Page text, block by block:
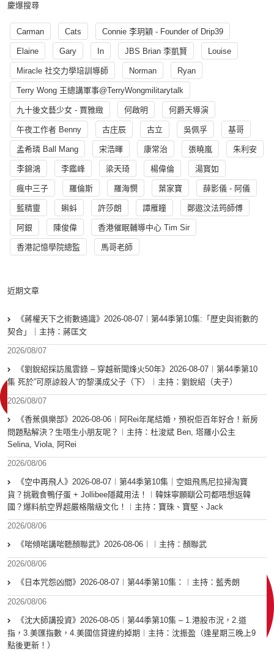
慶爆搜尋
Carman Cats Connie 李玥穎 - Founder of Drip39
Elaine Gary In JBS Brian 李凱賢 Louise
Miracle 社交力學培訓導師 Norman Ryan
Terry Wong 王總講軍事@TerryWongmilitarytalk
九十後文藝少女 - 賈雅緻 何啟明 何爵天導演
午夜工作者 Benny 古庄辰 古立 吳佩孚 基哥
孟希璘 Ball Mang 宋浩暉 康常治 張曉嵐 朱利安
李錦鴻 李鑑峰 梁天琦 楊偉倫 湯寳如
瘋中三子 羅倫斯 羅海憫 葉家寶 薛影儀 - 阿儀
藍精靈 蝌蚪 許莎朗 譚雁瞳 鄭遨汶法筠師傅
阿銀 陳俊偉 香港催眠輔導中心 Tim Sir
香港記憶學院總監 馬哥老師
近期文章
《蔣權天下之術數通識》2026-08-07︱第44季第10集:「歴史與術數的
契合」｜主持：蔣匡文
2026/08/07
《劉銳紹採訪風雲錄 – 穿越新聞烽火50年》2026-08-07︱第44季第10
集 死於”可原諒殺人“的黎漢成父子（下）︱主持：劉銳紹（夫子）
2026/08/07
《香蕉俱樂部》2026-08-06︱阿Rei年尾結婚，預祝佢百年好合！新房
問題點解決？生唔生小朋友呢？︱主持：杜浚斌 Ben, 塔羅小公主
Selina, Viola, 阿Rei
2026/08/06
《空中再飛人》2026-08-07︱第44季第10集｜空姐飛馬尼拉掃淘寶
貨？挑戰食鴨仔蛋 + Jollibee隱藏用法！︱韓妹寧願瞓公司都唔想返韓
國？爆料航空界超嚴格階級文化！︱主持：寶珠、寶堅、Jack
2026/08/06
《啱傾啱講啱聽顏聯武》2026-08-06︱︱主持：顏聯武
2026/08/06
《日本咒怨凶間》2026-08-07︱第44季第10集：︱主持：藍秀朗
2026/08/06
《沈大師講投資》2026-08-05︱第44季第10集 – 1.港股市況，2.道
指，3.美匯指數，4.美國信貸違約掉期︱主持：沈振盈（逢星期三晚上9
點後更新！）